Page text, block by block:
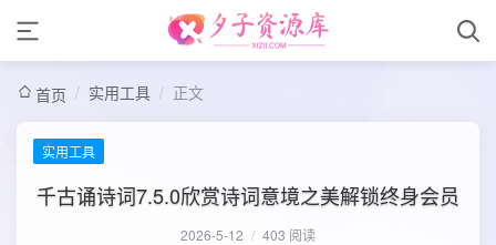
首页 / 实用工具 / 正文
实用工具
千古诵诗词7.5.0欣赏诗词意境之美解锁终身会员
2026-5-12 / 403 阅读